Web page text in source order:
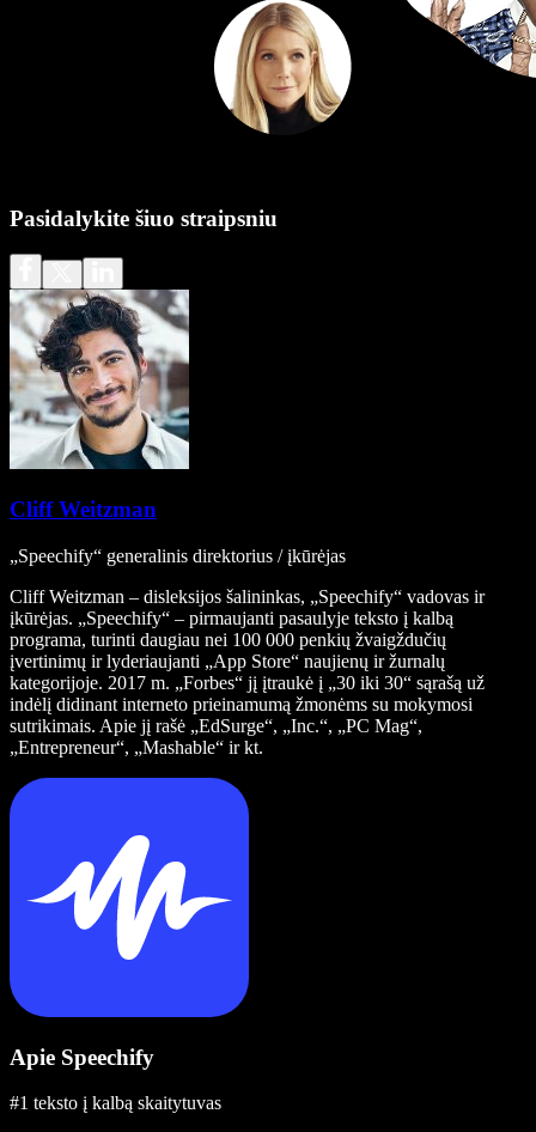
Pasidalykite šiuo straipsniu
Cliff Weitzman
„Speechify“ generalinis direktorius / įkūrėjas
Cliff Weitzman – disleksijos šalininkas, „Speechify“ vadovas ir
įkūrėjas. „Speechify“ – pirmaujanti pasaulyje teksto į kalbą
programa, turinti daugiau nei 100 000 penkių žvaigždučių
įvertinimų ir lyderiaujanti „App Store“ naujienų ir žurnalų
kategorijoje. 2017 m. „Forbes“ jį įtraukė į „30 iki 30“ sąrašą už
indėlį didinant interneto prieinamumą žmonėms su mokymosi
sutrikimais. Apie jį rašė „EdSurge“, „Inc.“, „PC Mag“,
„Entrepreneur“, „Mashable“ ir kt.
Apie Speechify
#1 teksto į kalbą skaitytuvas